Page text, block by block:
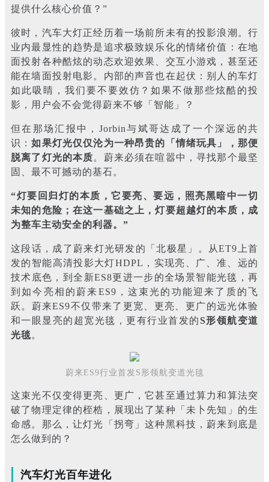
提供什么核心价值？”
彼时，汽车大灯正经历着一场前所未有的投影浪潮。行
业内最显性的趋势是追求极致娱乐化的情绪价值：在地
面投射各种酷炫的动态欢迎效果、交互小游戏，甚至还
能在墙面投射电影。内部的声音也在起伏：别人的车灯
如此吸睛，我们要不要效仿？如果不做那些炫酷的投
影，用户会不会觉得蔚来不够「智能」？
但在那场汇报中，Jorbin与斌哥达成了一个深远的共
识：如果灯光仅仅沦为一种昂贵的「情绪玩具」，那便
脱离了灯光的本质。蔚来必须在喧嚣中，寻找那个最坚
固、最不可撼动的基石。
“灯要回归灯的本质，它要亮、要远，照亮黑暗中一切
未知的危险；在这一基础之上，灯要超越灯的本质，成
为整车主动安全的利器。”
这段话，成了蔚来灯光研发的「北极星」。从ET9上首
发的智能高清投影大灯HDPL，实现亮、广、准、远的
技术底色，到全新ES8更进一步的全场景智能光毯，再
到如今亮相的蔚来ES9，这束光的功能迎来了质的飞
跃。蔚来ES9不仅带来了更宽、更亮、更广的远光体验
和一眼显亮的超宽光毯，更有行业首发的S形领航变道
光毯。
蔚来ES9行业首发S形领航变道光毯
这束光不仅变得更亮、更广，它甚至通过算力和算法突
破了物理定律的桎梏，展现出了某种「未卜先知」的生
命感。那么，让灯光「拐弯」这种黑科技，蔚来到底是
怎么做到的？
汽车灯光百年进化